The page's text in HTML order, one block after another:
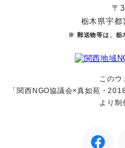
〒
栃木県宇都
※ 郵送物等は、栃
このウ
「関西NGO協議会×真如苑・
より制